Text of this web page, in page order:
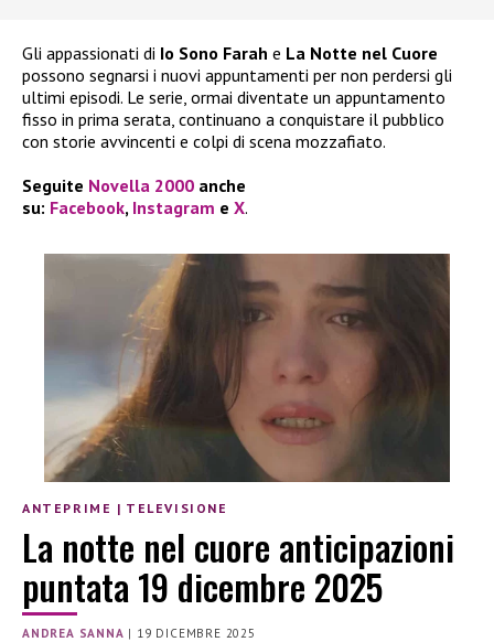
Gli appassionati di Io Sono Farah e La Notte nel Cuore
possono segnarsi i nuovi appuntamenti per non perdersi gli
ultimi episodi. Le serie, ormai diventate un appuntamento
fisso in prima serata, continuano a conquistare il pubblico
con storie avvincenti e colpi di scena mozzafiato.
Seguite Novella 2000 anche
su: Facebook, Instagram e X.
ANTEPRIME | TELEVISIONE
La notte nel cuore anticipazioni
puntata 19 dicembre 2025
ANDREA SANNA | 19 DICEMBRE 2025